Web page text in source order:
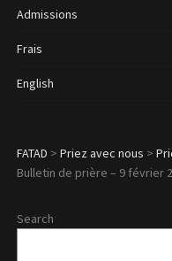
Admissions
Frais
English
FATAD > Priez avec nous >
Bulletin de prière – 9 février
Search